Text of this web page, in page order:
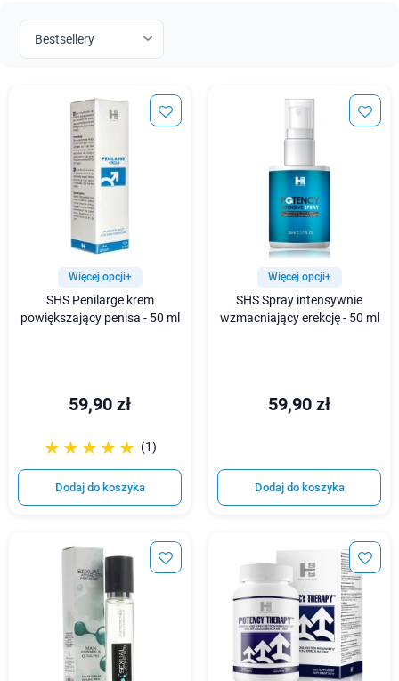
Więcej opcji+
SHS Penilarge krem
powiększający penisa - 50 ml
59,90 zł
☆☆☆☆☆
★★★★★ (1)
Dodaj do koszyka
Więcej opcji+
SHS Spray intensywnie
wzmacniający erekcję - 50 ml
59,90 zł
Dodaj do koszyka